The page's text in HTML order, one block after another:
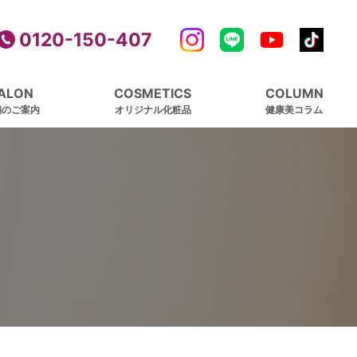
ご案内
COSMETICS
オリジナル化粧品
COLUMN
健康美コラム
0120-150-407